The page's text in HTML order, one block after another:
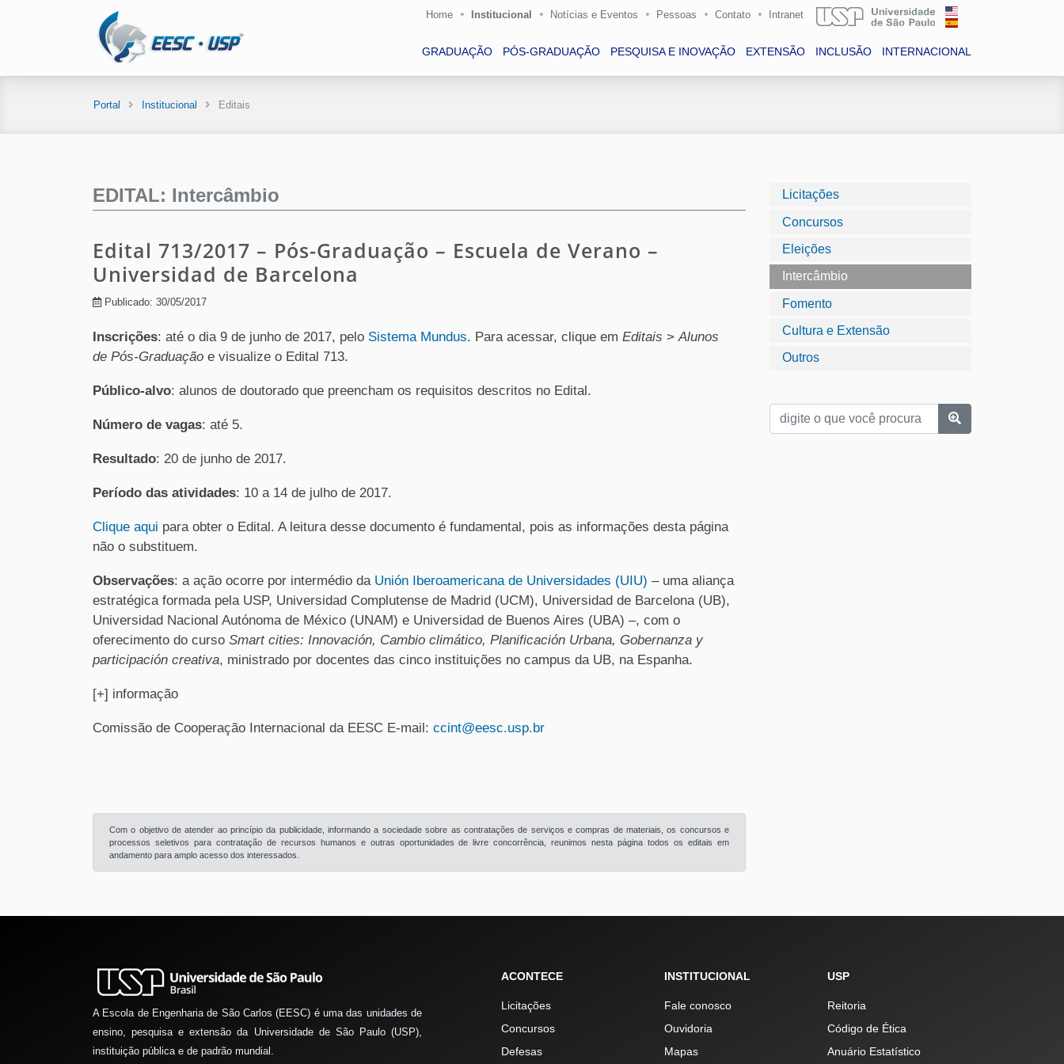
Home Institucional Notícias e Eventos Pessoas Contato Intranet
GRADUAÇÃO PÓS-GRADUAÇÃO PESQUISA E INOVAÇÃO EXTENSÃO INCLUSÃO INTERNACIONAL
Portal Institucional Editais
Licitações
Concursos
Eleições
Intercâmbio
Fomento
Cultura e Extensão
Outros
EDITAL: Intercâmbio
Edital 713/2017 – Pós-Graduação – Escuela de Verano –
Universidad de Barcelona
Publicado: 30/05/2017
Inscrições: até o dia 9 de junho de 2017, pelo Sistema Mundus. Para acessar, clique em Editais >Alunos
de Pós-Graduação e visualize o Edital 713.
Público-alvo: alunos de doutorado que preencham os requisitos descritos no Edital.
Número de vagas: até 5.
Resultado: 20 de junho de 2017.
Período das atividades: 10 a 14 de julho de 2017.
Clique aqui para obter o Edital. A leitura desse documento é fundamental, pois as informações desta página
não o substituem.
Observações: a ação ocorre por intermédio da Unión Iberoamericana de Universidades (UIU) – uma aliança
estratégica formada pela USP, Universidad Complutense de Madrid (UCM), Universidad de Barcelona (UB),
Universidad Nacional Autónoma de México (UNAM) e Universidad de Buenos Aires (UBA) –, com o
oferecimento do curso Smart cities: Innovación, Cambio climático, Planificación Urbana, Gobernanza y
participación creativa, ministrado por docentes das cinco instituições no campus da UB, na Espanha.
[+] informação
Comissão de Cooperação Internacional da EESC E-mail: ccint@eesc.usp.br
Com o objetivo de atender ao princípio da publicidade, informando a sociedade sobre as contratações de serviços e compras de materiais, os concursos e
processos seletivos para contratação de recursos humanos e outras oportunidades de livre concorrência, reunimos nesta página todos os editais em
andamento para amplo acesso dos interessados.
A Escola de Engenharia de São Carlos (EESC) é uma das unidades de
ensino, pesquisa e extensão da Universidade de São Paulo (USP),
instituição pública e de padrão mundial.
ACONTECE
Licitações
Concursos
Defesas
INSTITUCIONAL
Fale conosco
Ouvidoria
Mapas
USP
Reitoria
Código de Ética
Anuário Estatístico